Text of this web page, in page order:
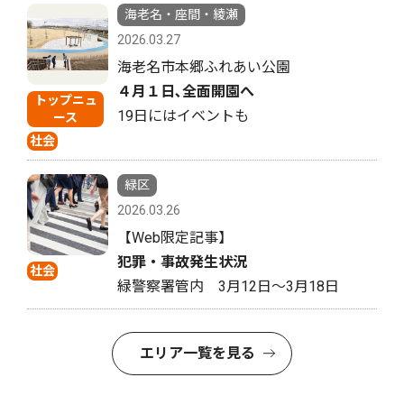
トップニュ
ース
社会
海老名・座間・綾瀬
2026.03.27
海老名市本郷ふれあい公園
４月１日､全面開園へ
19日にはイベントも
社会
緑区
2026.03.26
【Web限定記事】
犯罪・事故発生状況
緑警察署管内 3月12日〜3月18日
エリア一覧を見る